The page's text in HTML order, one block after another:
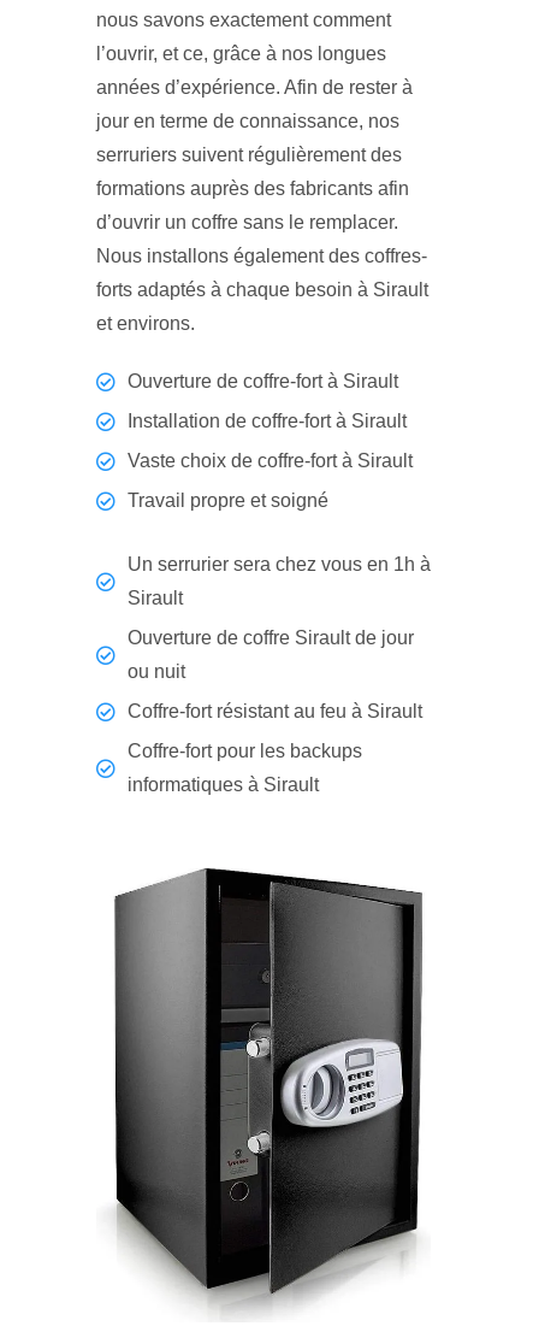
nous savons exactement comment
l’ouvrir, et ce, grâce à nos longues
années d’expérience. Afin de rester à
jour en terme de connaissance, nos
serruriers suivent régulièrement des
formations auprès des fabricants afin
d’ouvrir un coffre sans le remplacer.
Nous installons également des coffres-
forts adaptés à chaque besoin à Sirault
et environs.
Ouverture de coffre-fort à Sirault
Installation de coffre-fort à Sirault
Vaste choix de coffre-fort à Sirault
Travail propre et soigné
Un serrurier sera chez vous en 1h à
Sirault
Ouverture de coffre Sirault de jour
ou nuit
Coffre-fort résistant au feu à Sirault
Coffre-fort pour les backups
informatiques à Sirault